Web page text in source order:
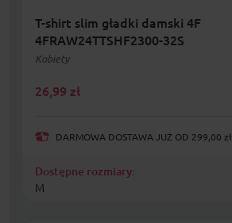
T-shirt slim gładki damski 4F
4FRAW24TTSHF2300-32S
Kobiety
26,99 zł
DARMOWA DOSTAWA JUŻ OD 299,00 zł
Dostępne rozmiary:
M